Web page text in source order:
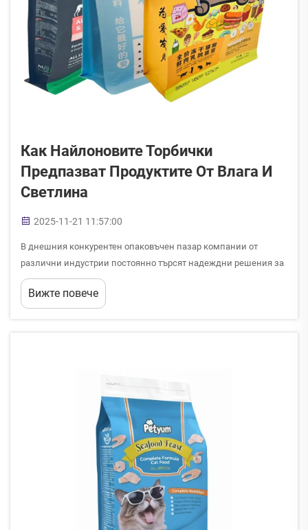
Как Найлоновите Торбички
Предпазват Продуктите От Влага И
Светлина
2025-11-21 11:57:00
В днешния конкурентен опаковъчен пазар компании от
различни индустрии постоянно търсят надеждни решения за
запазване на качеството на продуктите и удължаване на
тяхното време на годност. Майляр пликовете се превърнаха в
Вижте повече